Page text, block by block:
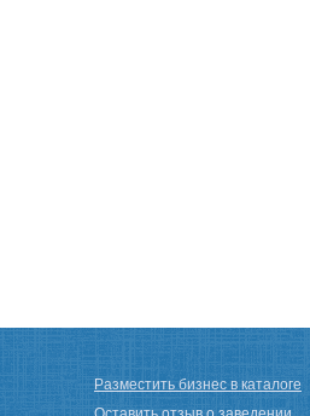
Разместить бизнес в каталоге